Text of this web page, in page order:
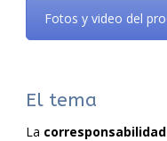
Fotos y video del
El tema
La